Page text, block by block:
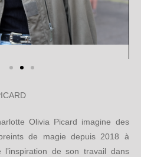
Olivia Picard imagine des
de magie depuis 2018 à
l’inspiration de son travail dans